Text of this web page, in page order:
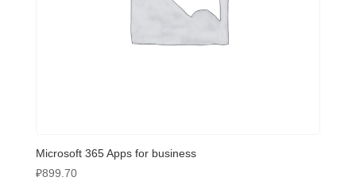
Microsoft 365 Apps for business
₽899.70